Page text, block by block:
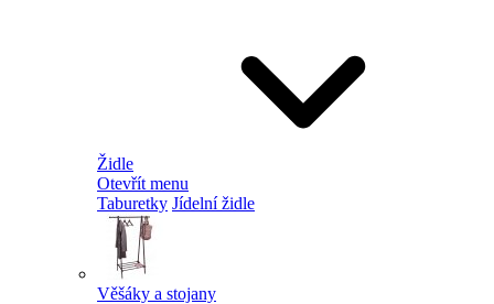
Židle
Otevřít menu
Taburetky Jídelní židle
Věšáky a stojany